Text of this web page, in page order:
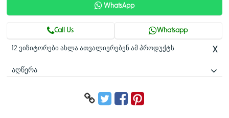
WhatsApp
Call Us Whatsapp
X
12 ვიზიტორები ახლა ათვალიერებენ ამ პროდუქტს
ᲐᲦᲬᲔᲠᲐ
სამონტაჟო ადაპტერი